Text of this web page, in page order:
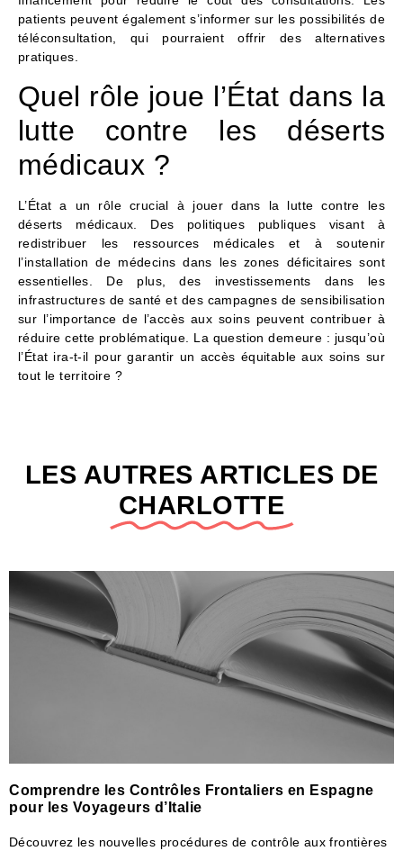
patients peuvent également s’informer sur les possibilités de
téléconsultation, qui pourraient offrir des alternatives
pratiques.
Quel rôle joue l’État dans la
lutte contre les déserts
médicaux ?
L’État a un rôle crucial à jouer dans la lutte contre les
déserts médicaux. Des politiques publiques visant à
redistribuer les ressources médicales et à soutenir
l’installation de médecins dans les zones déficitaires sont
essentielles. De plus, des investissements dans les
infrastructures de santé et des campagnes de sensibilisation
sur l’importance de l’accès aux soins peuvent contribuer à
réduire cette problématique. La question demeure : jusqu’où
l’État ira-t-il pour garantir un accès équitable aux soins sur
tout le territoire ?
LES AUTRES ARTICLES DE
CHARLOTTE
Comprendre les Contrôles Frontaliers en Espagne
pour les Voyageurs d’Italie
Découvrez les nouvelles procédures de contrôle aux frontières